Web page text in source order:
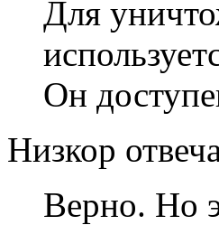
Для
Он
Низкор
Верно. Но